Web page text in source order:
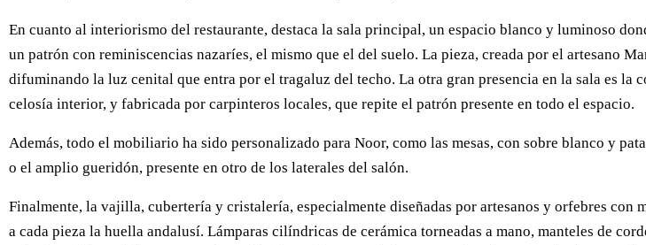
En cuanto al interiorismo del restaurante, destaca la sala principal, un espacio blanco y luminoso
un patrón con reminiscencias nazaríes, el mismo que el del suelo. La pieza, creada por el artesano
difuminando la luz cenital que entra por el tragaluz del techo. La otra gran presencia en la sala es la
celosía interior, y fabricada por carpinteros locales, que repite el patrón presente en todo el espacio.
Además, todo el mobiliario ha sido personalizado para Noor, como las mesas, con sobre blanco y
o el amplio gueridón, presente en otro de los laterales del salón.
Finalmente, la vajilla, cubertería y cristalería, especialmente diseñadas por artesanos y orfebres
a cada pieza la huella andalusí. Lámparas cilíndricas de cerámica torneadas a mano, manteles de